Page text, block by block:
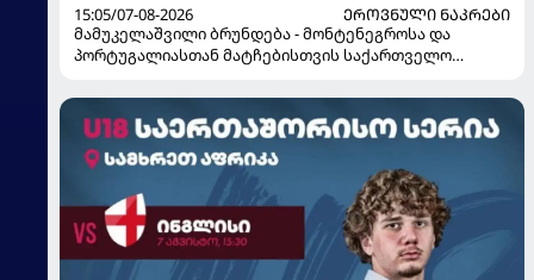
15:05/07-08-2026
ᲔᲠᲝᲕᲜᲣᲚᲘ ᲜᲐᲙᲠᲔᲑᲘ
მამუკელაშვილი ბრუნდება - მონტენეგროსა და
პორტუგალიასთან მატჩებისთვის საქართველო